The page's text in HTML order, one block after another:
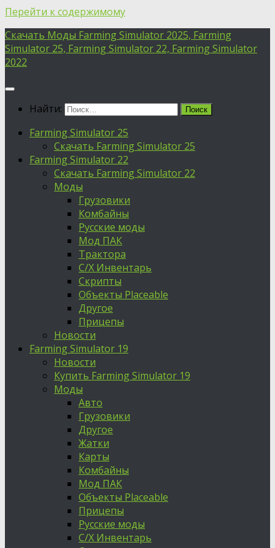
Перейти к содержимому
Скачать Моды Farming Simulator 2025, Farming
Simulator 25, Farming Simulator 22, Farming Simulator
2022
Найти:
Farming Simulator 25
Скачать Farming Simulator 25
Farming Simulator 22
Скачать Farming Simulator 22
Моды
Грузовики
Комбайны
Русские моды
Мод ПАК
Трактора
С/Х Инвентарь
Скрипты
Объекты Placeable
Другое
Прицепы
Новости
Farming Simulator 19
Новости
Купить Farming Simulator 19
Моды
Авто
Грузовики
Другое
Жатки
Карты
Комбайны
Мод ПАК
Объекты Placeable
Прицепы
Русские моды
С/Х Инвентарь